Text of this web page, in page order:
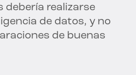
debería realizarse
de datos, y no
de buenas